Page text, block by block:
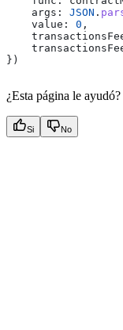
    args:
JSON .
    value:
0 ,
})
¿Esta página le ayudó?
Si No